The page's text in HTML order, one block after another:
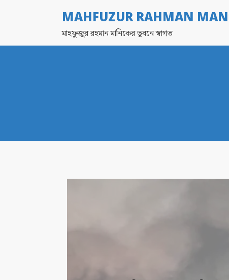
MAHFUZUR RAHMAN
মাহফুজুর রহমান মানিকের ভুবনে স্বাগত